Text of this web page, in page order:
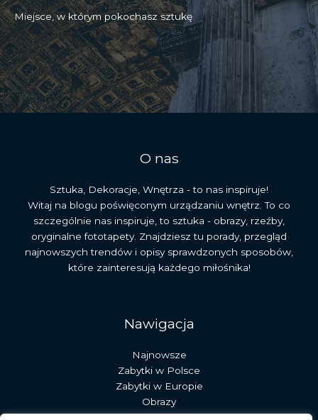
Miejsce, w którym pokochasz sztukę
O nas
Sztuka, Dekoracje, Wnętrza - to nas inspiruje!
Witaj na blogu poświęconym urządzaniu wnętrz. To co
szczególnie nas inspiruje, to sztuka - obrazy, rzeźby,
oryginalne fototapety. Znajdziesz tu porady, przegląd
najnowszych trendów i opisy sprawdzonych sposobów,
które zainteresują każdego miłośnika!
Nawigacja
Najnowsze
Zabytki w Polsce
Zabytki w Europie
Obrazy
Rzeźby